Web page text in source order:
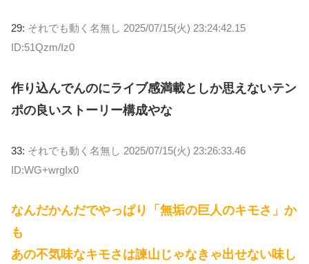
29: それでも動く名無し 2025/07/15(火) 23:24:42.15
ID:51Qzm/Iz0
作り込んでんのにライブ感満載としか思えないテン
ポの良いストーリー構成やな
33: それでも動く名無し 2025/07/15(火) 23:26:33.46
ID:WG+wrgIx0
なんだかんだでやっぱり「無垢の巨人のキモさ」か
も
あの不気味なキモさは諫山じゃなきゃ出せない味し